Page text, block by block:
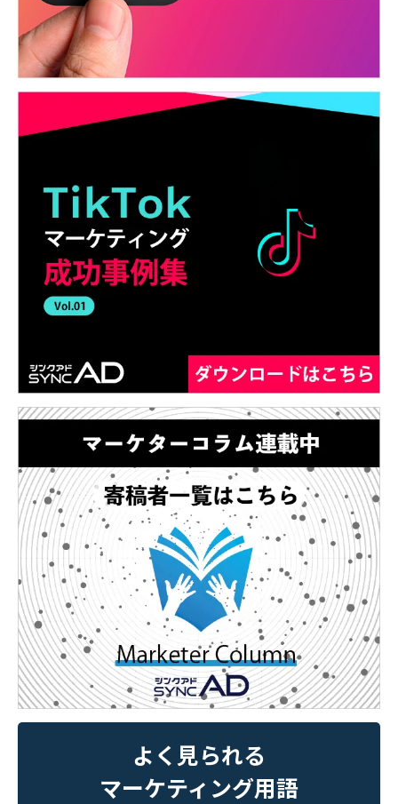
よく見られる
マーケティング用語